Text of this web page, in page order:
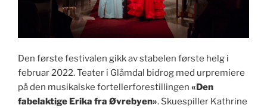
Den første festivalen gikk av stabelen første helg i
februar 2022. Teater i Glåmdal bidrog med urpremiere
på den musikalske fortellerforestillingen «Den
fabelaktige Erika fra Øvrebyen». Skuespiller Kathrine